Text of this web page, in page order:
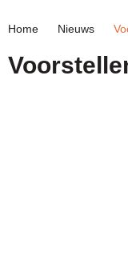
Home Nieuws